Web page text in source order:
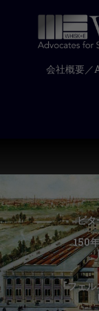
会社概要／
ビタ
150
『フェル